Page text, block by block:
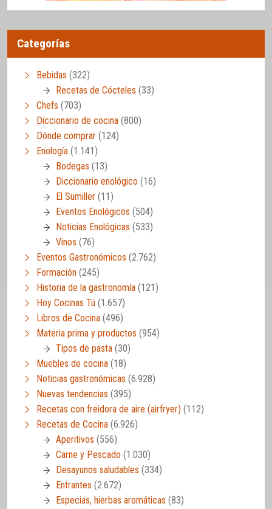
Categorías
Bebidas (322)
Recetas de Cócteles (33)
Chefs (703)
Diccionario de cocina (800)
Dónde comprar (124)
Enología (1.141)
Bodegas (13)
Diccionario enológico (16)
El Sumiller (11)
Eventos Enológicos (504)
Noticias Enológicas (533)
Vinos (76)
Eventos Gastronómicos (2.762)
Formación (245)
Historia de la gastronomía (121)
Hoy Cocinas Tú (1.657)
Libros de Cocina (496)
Materia prima y productos (954)
Tipos de pasta (30)
Muebles de cocina (18)
Noticias gastronómicas (6.928)
Nuevas tendencias (395)
Recetas con freidora de aire (airfryer) (112)
Recetas de Cocina (6.926)
Aperitivos (556)
Carne y Pescado (1.030)
Desayunos saludables (334)
Entrantes (2.672)
Especias, hierbas aromáticas (83)